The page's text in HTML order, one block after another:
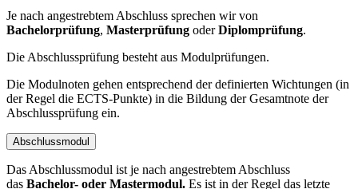
Je nach angestrebtem Abschluss sprechen wir von
Bachelorprüfung, Masterprüfung oderDiplomprüfung.
Die Abschlussprüfung besteht aus Modulprüfungen.
Die Modulnoten gehen entsprechend der definierten Wichtungen (in
der Regel die ECTS-Punkte) in die Bildung der Gesamtnote der
Abschlussprüfung ein.
Abschlussmodul
Das Abschlussmodul ist je nach angestrebtem Abschluss
das Bachelor- oder Mastermodul. Es ist in der Regel das letzte